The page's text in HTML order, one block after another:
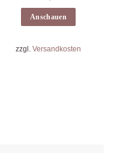
Anschauen
zzgl. Versandkosten